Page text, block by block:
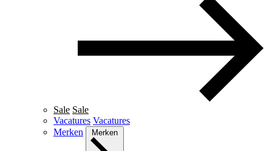
Sale Sale
Vacatures Vacatures
Merken
Merken